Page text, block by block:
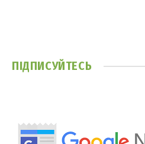
ПІДПИСУЙТЕСЬ